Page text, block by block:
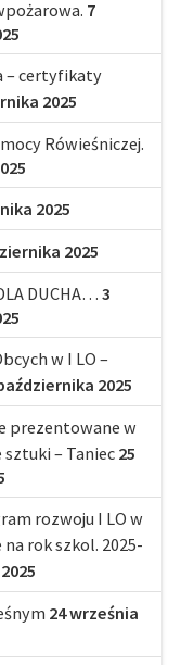
7
– certyfikaty
2025
Rówieśniczej.
2025
2025
DUCHA… 3
w I LO –
2025
prezentowane w
– Taniec 25
rozwoju I LO w
rok szkol. 2025-
24 września